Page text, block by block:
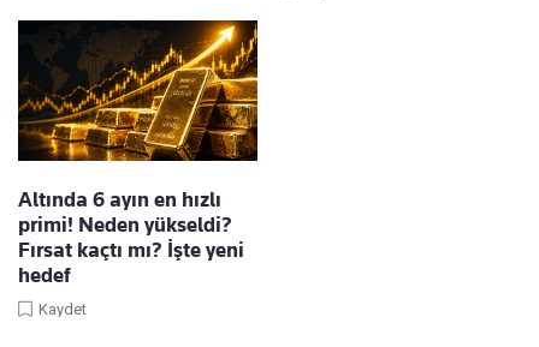
Altında 6 ayın en hızlı
primi! Neden yükseldi?
Fırsat kaçtı mı? İşte yeni
hedef
Kaydet